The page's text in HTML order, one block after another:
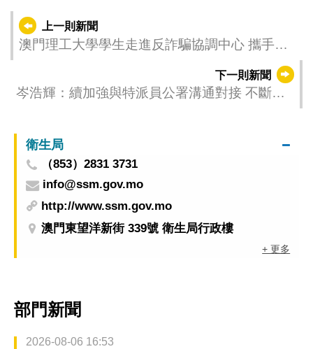
上一則新聞
澳門理工大學學生走進反詐騙協調中心 攜手築
下一則新聞
岑浩輝：續加強與特派員公署溝通對接 不斷提
衛生局
（853）2831 3731
info@ssm.gov.mo
http://www.ssm.gov.mo
澳門東望洋新街 339號 衛生局行政樓
+ 更多
部門新聞
2026-08-06 16:53